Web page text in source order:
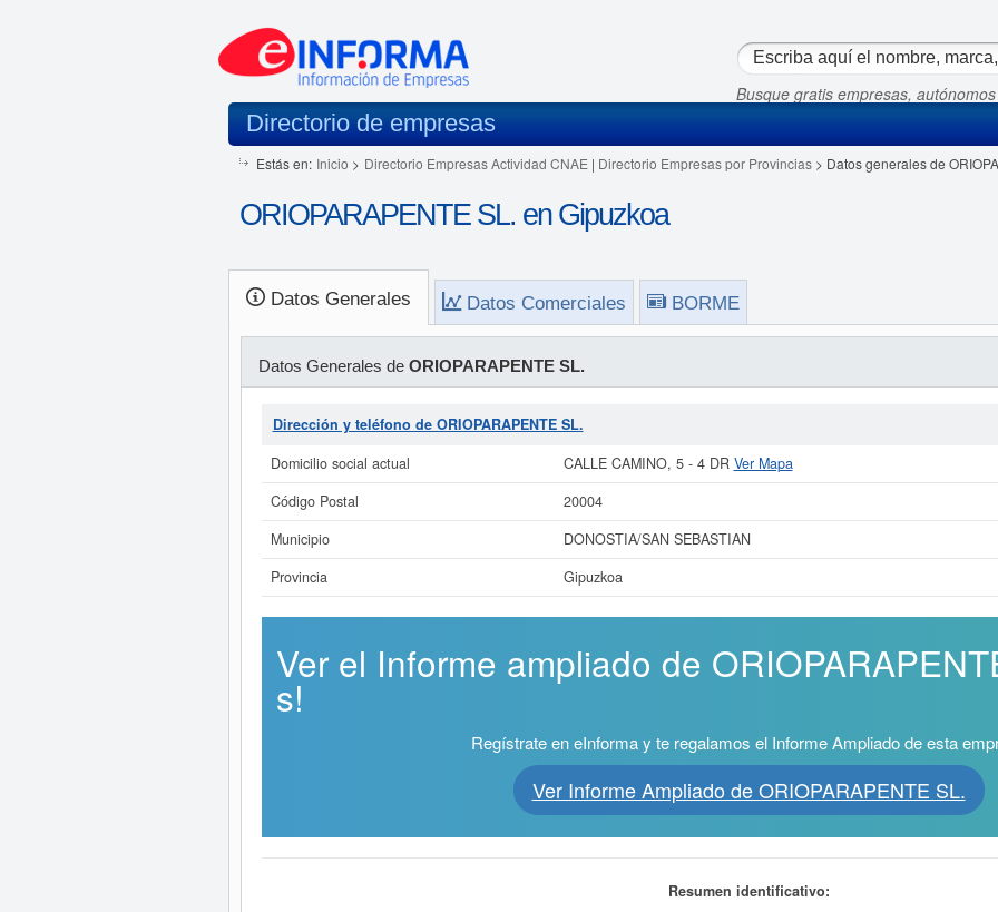
Busque gratis empresas,
Directorio de empresas
Estás en: Inicio > Directorio Empresas Actividad CNAE | Directorio Empresas por Provincias> Datos generales de
ORIOPARAPENTE SL. en Gipuzkoa
Datos Generales Datos Comerciales BORME
Datos Generales de ORIOPARAPENTE SL.
Dirección y teléfono de ORIOPARAPENTE SL.
Domicilio social actual
CALLE CAMINO, 5 - 4 DR Ver Mapa
Código Postal
20004
Municipio
DONOSTIA/SAN SEBASTIAN
Provincia
Gipuzkoa
Ver el Informe ampliado de
s!
Regístrate en eInforma y te regalamos el Informe Ampliado de esta
Ver Informe Ampliado de ORIOPARAPENTE SL.
Resumen identificativo: